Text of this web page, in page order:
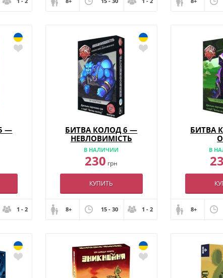
—
1 - 2
БИТВА КОЛОД 6 —
НЕВЛОВИМІСТЬ
В НАЛИЧИИ
230 грн
КУПИТЬ
8+ 15 - 30 1 - 2
БИТВА
В
8+